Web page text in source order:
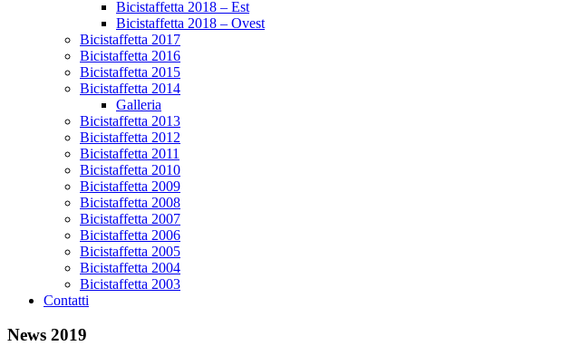
Bicistaffetta 2018 – Est
Bicistaffetta 2018 – Ovest
Bicistaffetta 2017
Bicistaffetta 2016
Bicistaffetta 2015
Bicistaffetta 2014
Galleria
Bicistaffetta 2013
Bicistaffetta 2012
Bicistaffetta 2011
Bicistaffetta 2010
Bicistaffetta 2009
Bicistaffetta 2008
Bicistaffetta 2007
Bicistaffetta 2006
Bicistaffetta 2005
Bicistaffetta 2004
Bicistaffetta 2003
Contatti
News 2019